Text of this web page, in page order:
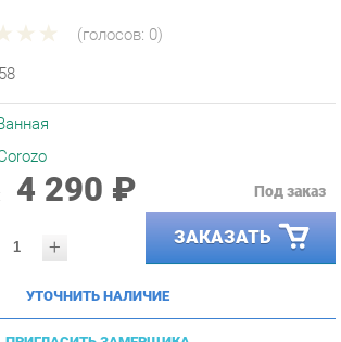
4 290 ₽
+ ЗАКАЗАТЬ
УТОЧНИТЬ НАЛИЧИЕ
ПРИГЛАСИТЬ ЗАМЕРЩИКА